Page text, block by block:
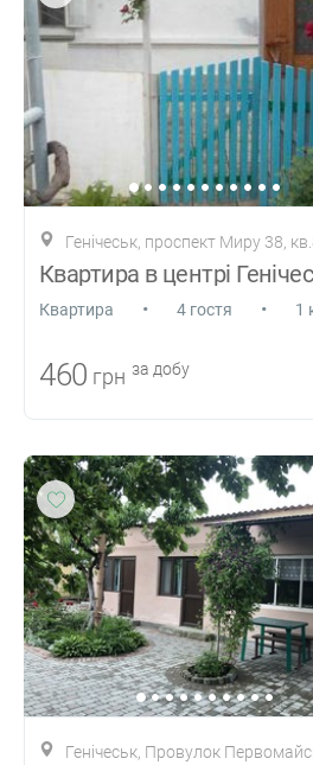
Генічеськ, проспект Миру 38,
Квартира в центрі
Квартира • 4 гостя • 1
460 грн за добу
Генічеськ, Провулок